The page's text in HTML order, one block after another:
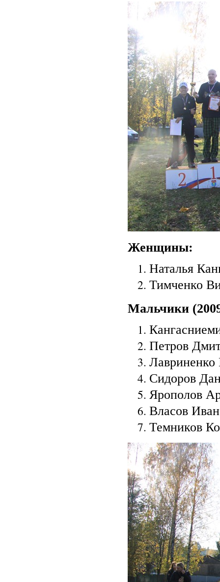
Женщины:
Наталья
Тимченко
Мальчики
Петров
Лавриненко
Сидоров
Ярополов
Власов
Темников